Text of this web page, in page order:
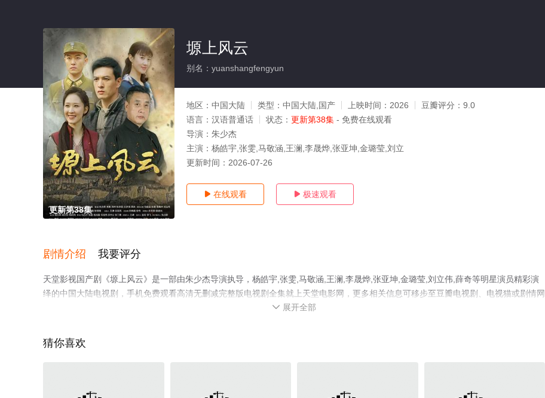
更新第38集
塬上风云
别名：yuanshangfengyun
地区： 中国大陆 类型： 中国大陆,国产 上映时间： 2026 豆瓣评分： 9.0
语言： 汉语普通话 状态： 更新第38集 - 免费在线观看
导演： 朱少杰
主演： 杨皓宇,张雯,马敬涵,王澜,李晟烨,张亚坤,金璐莹,刘立
更新时间： 2026-07-26
 在线观看  极速观看
剧情介绍 我要评分
天堂影视国产剧《塬上风云》是一部由朱少杰导演执导，杨皓宇,张雯,马敬涵,王澜,李晟烨,张亚坤,金璐莹,刘立伟,薛奇等明星演员精彩演
绎的中国大陆电视剧，手机免费观看高清无删减完整版电视剧全集就上天堂电影网，更多相关信息可移步至豆瓣电视剧、电视猫或剧情网
 展开全部
猜你喜欢